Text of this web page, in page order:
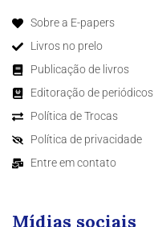
Sobre a E-papers
Livros no prelo
Publicação de livros
Editoração de periódicos
Política de Trocas
Política de privacidade
Entre em contato
Mídias sociais